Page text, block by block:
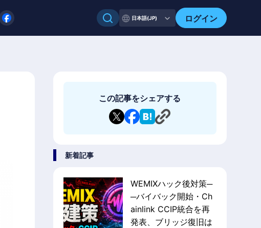
日本語(JP) ログイン
この記事をシェアする
新着記事
WEMIXハック後対策─
─バイバック開始・Ch
ainlink CCIP統合を再
発表、ブリッジ復旧は